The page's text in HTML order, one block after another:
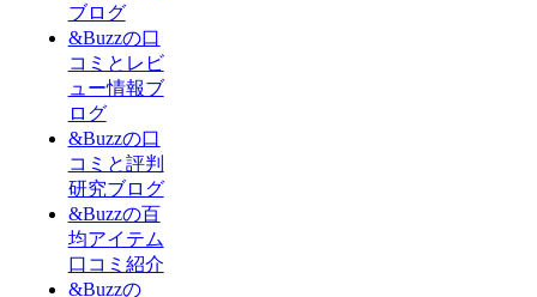
ブログ
&Buzzの口
コミとレビ
ュー情報ブ
ログ
&Buzzの口
コミと評判
研究ブログ
&Buzzの百
均アイテム
口コミ紹介
&Buzzの